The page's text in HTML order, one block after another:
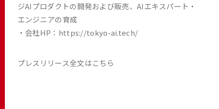
ジAIプロダクトの開発および販売、AIエキスパート・
エンジニアの育成
・会社HP： https://tokyo-ai.tech/
プレスリリース全文はこちら